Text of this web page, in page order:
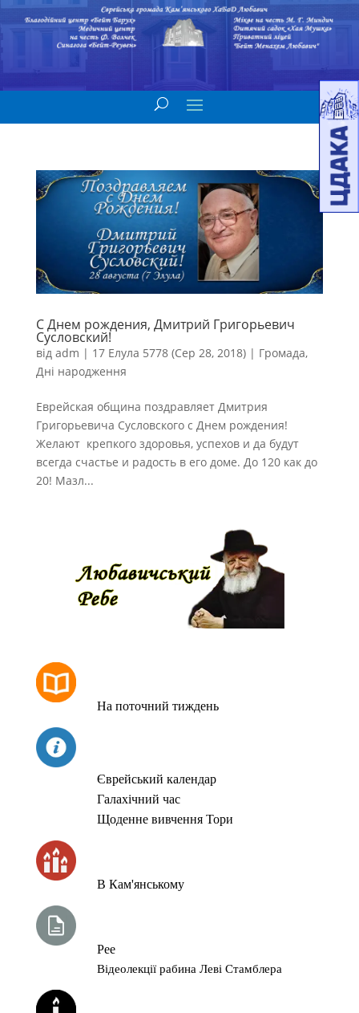
С Днем рождения, Дмитрий Григорьевич
Сусловский!
від adm | 17 Елула 5778 (Сер 28, 2018)| Громада,
Дні народження
Еврейская община поздравляет Дмитрия
Григорьевича Сусловского с Днем рождения!
Желают крепкого здоровья, успехов и да будут
всегда счастье и радость в его доме. До 120 как до
20! Мазл...
На поточний тиждень
Єврейський календар
Галахічний час
Щоденне вивчення Тори
В Кам'янському
Рее
Відеолекції рабина Леві Стамблера